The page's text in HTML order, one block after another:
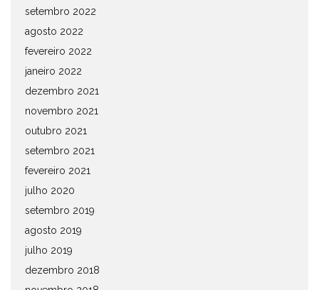
setembro 2022
agosto 2022
fevereiro 2022
janeiro 2022
dezembro 2021
novembro 2021
outubro 2021
setembro 2021
fevereiro 2021
julho 2020
setembro 2019
agosto 2019
julho 2019
dezembro 2018